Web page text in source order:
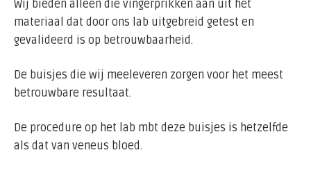
Wij bieden alleen die vingerprikken aan uit het
materiaal dat door ons lab uitgebreid getest en
gevalideerd is op betrouwbaarheid.
De buisjes die wij meeleveren zorgen voor het meest
betrouwbare resultaat.
De procedure op het lab mbt deze buisjes is hetzelfde
als dat van veneus bloed.